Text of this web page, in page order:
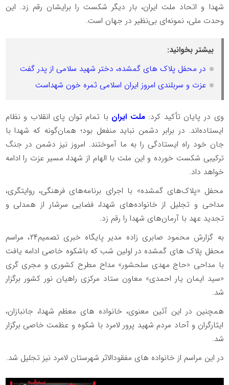
شهدا و اتحاد ملت ایران، بار دیگر شکست را برایشان رقم زد. این
وحدت ملی، نمونه‌ای بی‌نظیر در جهان است.
بیشتر بخوانید:
در محفل پلاک های گمشده، دختر شهید سلامی از پدر گفت
عزت و سربلندی امروز ایران اسلامی ثمره خون شهداست
وی در پایان تأکید کرد: ملت ایران با تمام توان پای انقلاب و نظام
ایستاده‌اند. در برابر دشمن نباید منفعل بود؛ همان‌گونه که شهدا با
جان خود راه ایستادگی را به ما آموختند. امروز نیز دشمن در جنگ
ترکیبی شکست خورده و این ملت با الهام از شهدا، مسیر عزت را ادامه
خواهد داد.
محفل «پلاک‌های گمشده» با اجرای برنامه‌های فرهنگی، روایتگری،
مداحی و تجلیل از خانواده‌های شهدا، فضایی سرشار از همدلی و
تجدید عهد با آرمان‌های شهدا را رقم زد.
به گزارش محمود صابری زاده مدیر پایگاه خبری تصمیم۲۴، مراسم
محفل پلاک های گمشده در اولین شب که باشکوه خاصی ادامه یافت
با مداحی «حاج مهدی سلحشور» مداح مطرح کشوری و مجری گری
«سید ایمان یار احمدی» معاون ستاد مرکزی راهیان نور کشور برگزار
شد.
همچنین در این آئین معنوی، خانواده های معظم شهدا، جانبازان،
ایثارگران و آحاد مردم شهید پرور لامرد با شکوه و عظمت خاصی برگزار
شد.
در این مراسم از خانواده های مفقودالاثر شهرستان لامرد نیز تجلیل شد.